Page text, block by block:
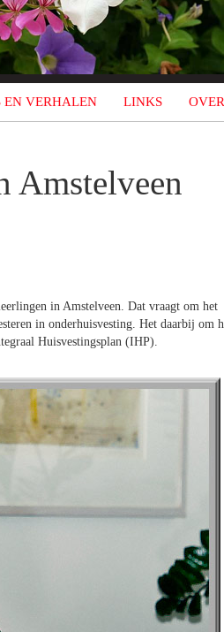
EN VERHALEN LINKS
Amstelveen
in Amstelveen. Dat vraagt om het
in onderhuisvesting. Het daarbij om
Huisvestingsplan (IHP).